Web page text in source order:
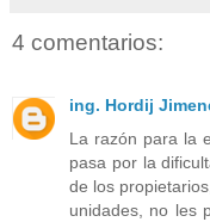
4 comentarios:
ing. Hordij
La razón para la
pasa por la
de los
unidades, no les